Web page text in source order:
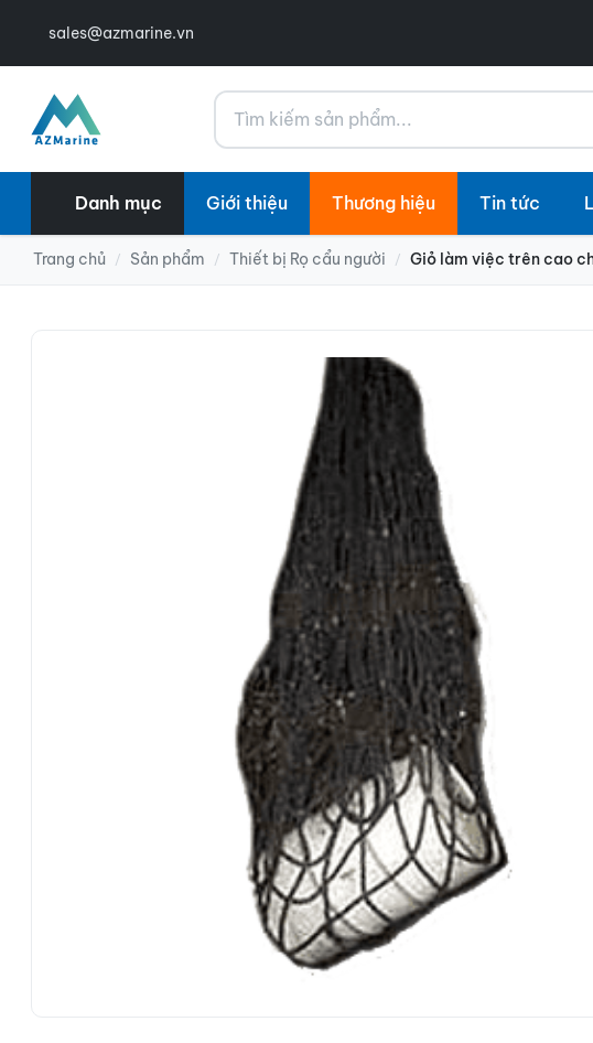
sales@azmarine.vn
Tìm kiếm
Danh mục Giới thiệu Thương hiệu Tin tức
Trang chủ / Sản phẩm / Thiết bị Rọ cẩu người / Giỏ làm việc trên cao